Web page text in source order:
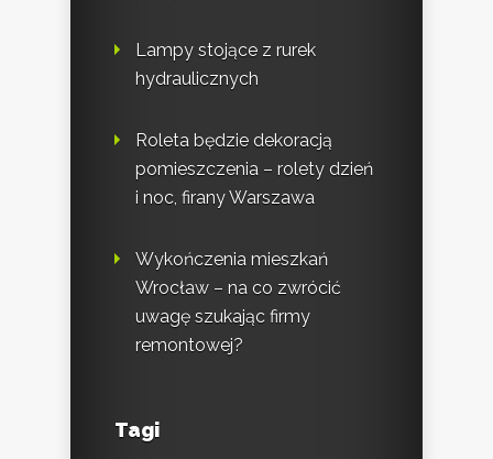
Lampy stojące z rurek
hydraulicznych
Roleta będzie dekoracją
pomieszczenia – rolety dzień
i noc, firany Warszawa
Wykończenia mieszkań
Wrocław – na co zwrócić
uwagę szukając firmy
remontowej?
Tagi